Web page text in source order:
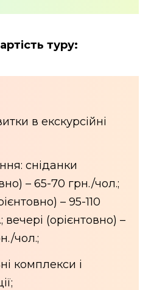
туру:
в екскурсійні
сніданки
– 65-70 грн./чол.;
– 95-110
вечері (орієнтовно) –
чол.;
комплекси і